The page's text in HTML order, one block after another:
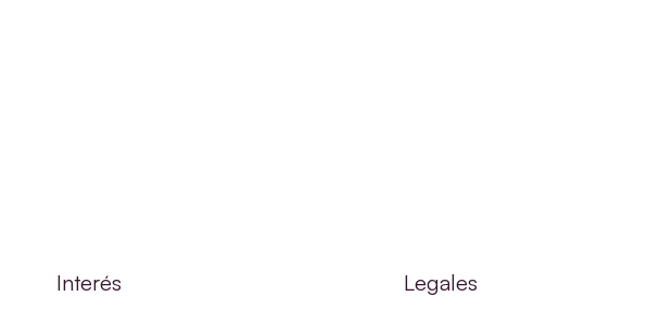
Interés Legales